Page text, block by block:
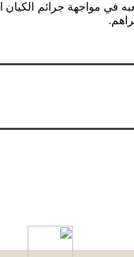
في مواجهة جرائم